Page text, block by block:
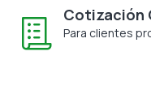
Cotización
Para clientes